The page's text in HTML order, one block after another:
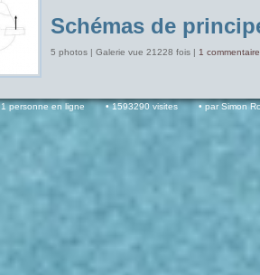
Schémas de
5 photos | Galerie vue 21228 fois | 1
1 personne en ligne 1593290 visites par Simon